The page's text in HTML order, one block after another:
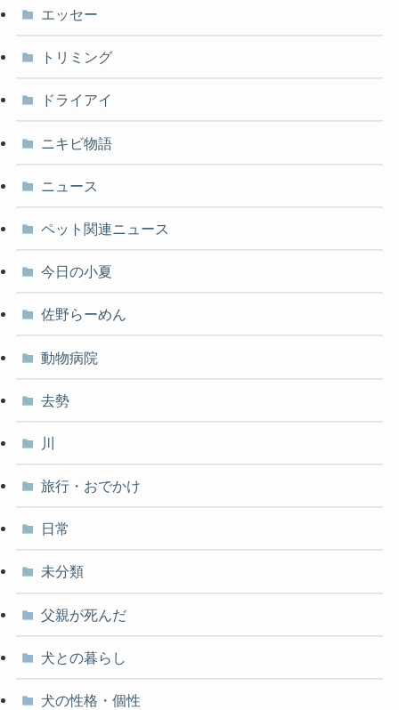
エッセー
トリミング
ドライアイ
ニキビ物語
ニュース
ペット関連ニュース
今日の小夏
佐野らーめん
動物病院
去勢
川
旅行・おでかけ
日常
未分類
父親が死んだ
犬との暮らし
犬の性格・個性